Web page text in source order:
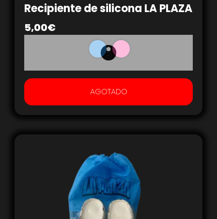
Recipiente de silicona LA PLAZA
5,00€
AGOTADO